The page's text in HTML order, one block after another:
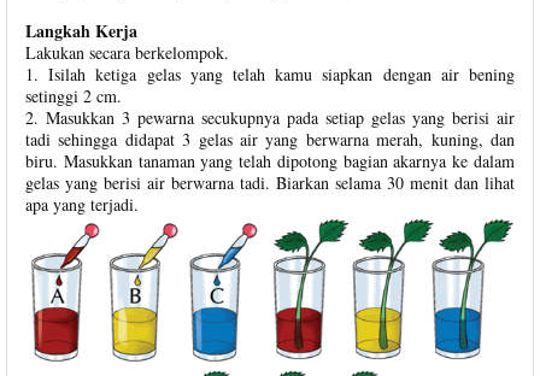
Langkah Kerja
Lakukan secara berkelompok.
1. Isilah ketiga gelas yang telah kamu siapkan dengan air bening
setinggi 2 cm.
2. Masukkan 3 pewarna secukupnya pada setiap gelas yang berisi air
tadi sehingga didapat 3 gelas air yang berwarna merah, kuning, dan
biru. Masukkan tanaman yang telah dipotong bagian akarnya ke dalam
gelas yang berisi air berwarna tadi. Biarkan selama 30 menit dan lihat
apa yang terjadi.